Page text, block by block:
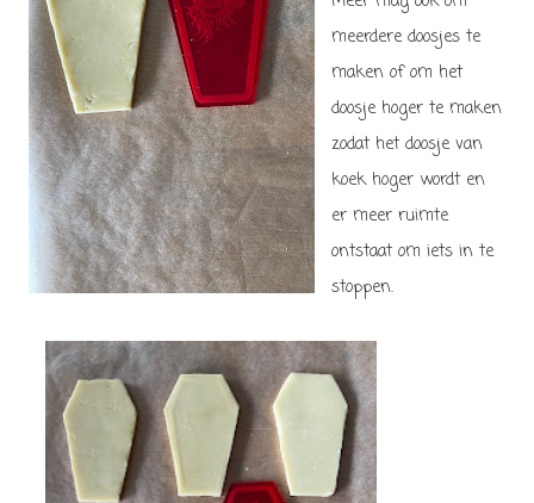
meerdere doosjes te
maken of om het
doosje hoger te maken
zodat het doosje van
koek hoger wordt en
er meer ruimte
ontstaat om iets in te
stoppen.